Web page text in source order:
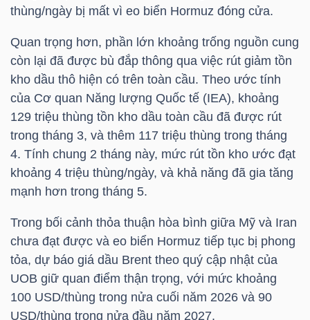
thùng/ngày bị mất vì eo biển Hormuz đóng cửa.
Quan trọng hơn, phần lớn khoảng trống nguồn cung
còn lại đã được bù đắp thông qua việc rút giảm tồn
kho dầu thô hiện có trên toàn cầu. Theo ước tính
của Cơ quan Năng lượng Quốc tế (IEA), khoảng
129 triệu thùng tồn kho dầu toàn cầu đã được rút
trong tháng 3, và thêm 117 triệu thùng trong tháng
4. Tính chung 2 tháng này, mức rút tồn kho ước đạt
khoảng 4 triệu thùng/ngày, và khả năng đã gia tăng
mạnh hơn trong tháng 5.
Trong bối cảnh thỏa thuận hòa bình giữa Mỹ và Iran
chưa đạt được và eo biển Hormuz tiếp tục bị phong
tỏa, dự báo giá dầu Brent theo quý cập nhật của
UOB giữ quan điểm thận trọng, với mức khoảng
100 USD/thùng trong nửa cuối năm 2026 và 90
USD/thùng trong nửa đầu năm 2027.
Dữ
liệu
tài
chính